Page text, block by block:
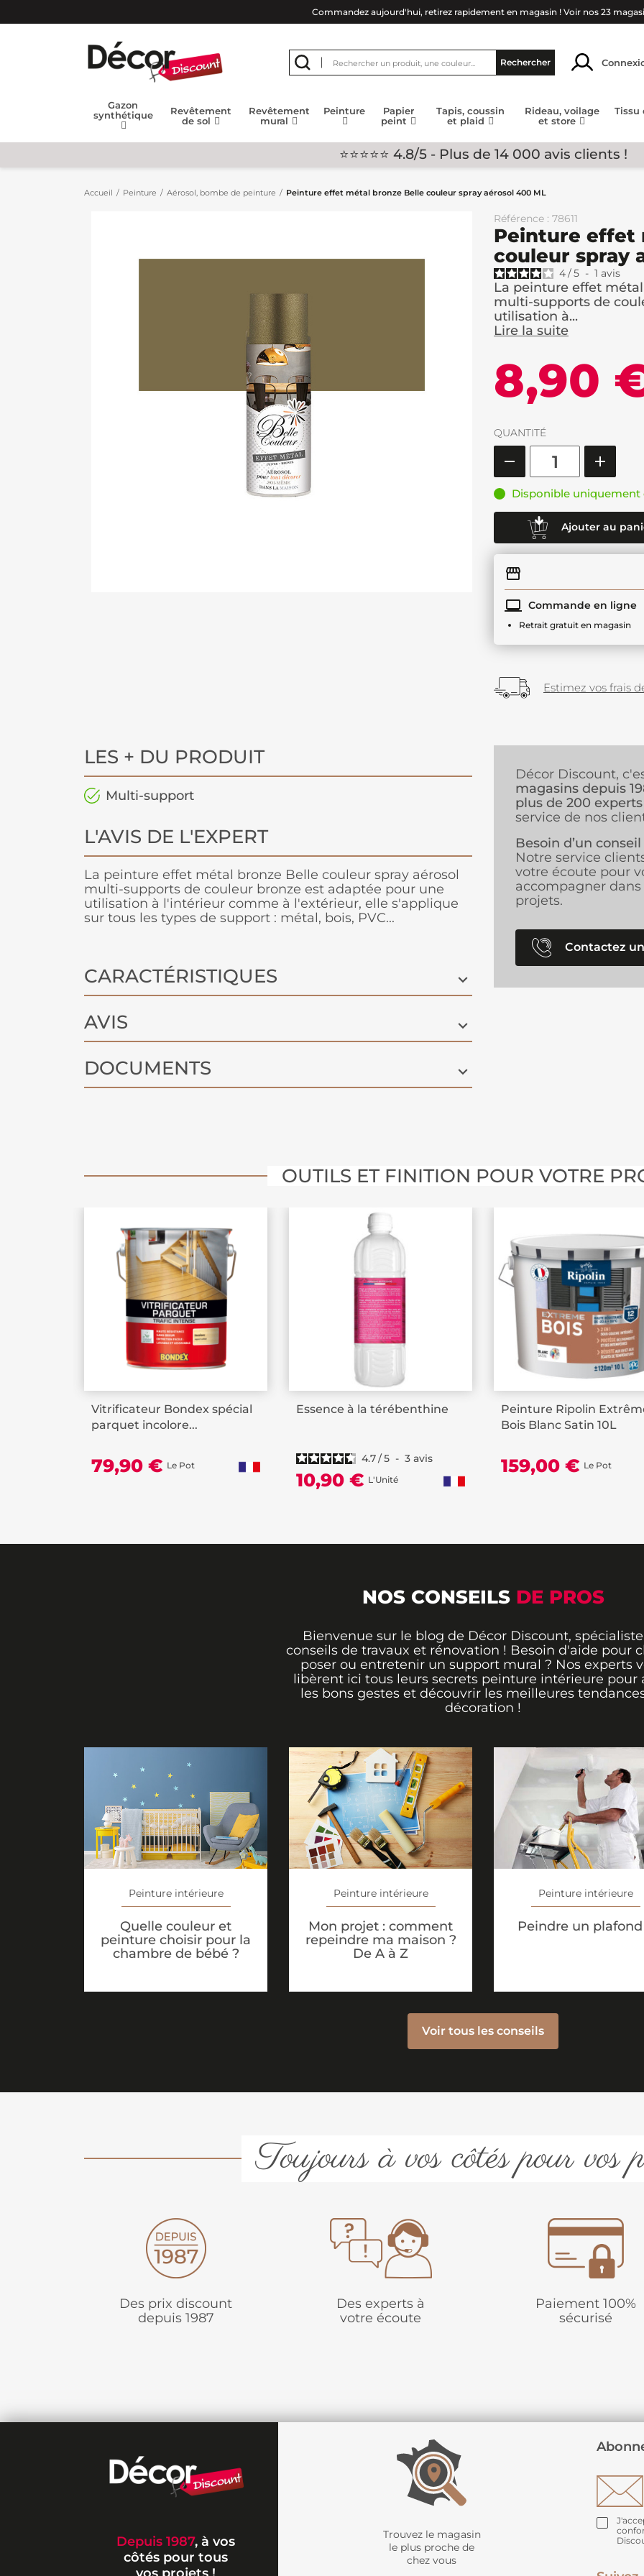
Commandez aujourd'hui, retirez rapidement en magasin ! Voir nos 23
Rechercher
Gazon
synthétique
Revêtement
de sol
Revêtement
mural
Peinture
Papier
peint
Tapis, coussin
et plaid
Rideau, voilage
et store
Tissu
⭐⭐⭐⭐⭐ 4.8/5 - Plus de 14 000 avis clients !
Accueil Peinture Aérosol, bombe de peinture Peinture effet métal bronze Belle couleur spray aérosol 400 ML
Référence : 78611
Peinture effet
couleur spray
4/5 - 1 avis
La peinture effet
multi-supports de
utilisation à...
Lire la suite
8,90
QUANTITÉ
Disponible uniquement
Ajouter au
Commande en ligne
Retrait gratuit en magasin
Estimez vos frais
LES + DU PRODUIT
Multi-support
L'AVIS DE L'EXPERT
La peinture effet métal bronze Belle couleur spray aérosol
multi-supports de couleur bronze est adaptée pour une
utilisation à l'intérieur comme à l'extérieur, elle s'applique
sur tous les types de support : métal, bois, PVC...
CARACTÉRISTIQUES
AVIS
DOCUMENTS
Décor Discount,
magasins depuis
plus de 200 experts
service de nos
Besoin d’un
Notre service
votre écoute pour
accompagner dans
projets.
Contactez
OUTILS ET FINITION POUR VOTRE
Vitrificateur Bondex spécial
parquet incolore...
79,90 € Le Pot
Essence à la térébenthine
4.7/5 - 3 avis
10,90 € L'Unité
Peinture Ripolin
Bois Blanc Satin 10L
159,00 € Le Pot
NOS CONSEILS DE PROS
Bienvenue sur le blog de Décor Discount,
conseils de travaux et rénovation ! Besoin d'aide pour
poser ou entretenir un support mural ? Nos experts
libèrent ici tous leurs secrets peinture intérieure pour
les bons gestes et découvrir les meilleures
décoration !
Peinture intérieure
Quelle couleur et
peinture choisir pour la
chambre de bébé ?
Peinture intérieure
Mon projet : comment
repeindre ma maison ?
De A à Z
Peinture intérieure
Peindre un plafond
Voir tous les conseils
Toujours à vos côtés pour vos
Des prix discount
depuis 1987
Des experts à
votre écoute
Paiement 100%
sécurisé
Depuis 1987, à vos
côtés pour tous
Trouvez le magasin
le plus proche de
chez vous